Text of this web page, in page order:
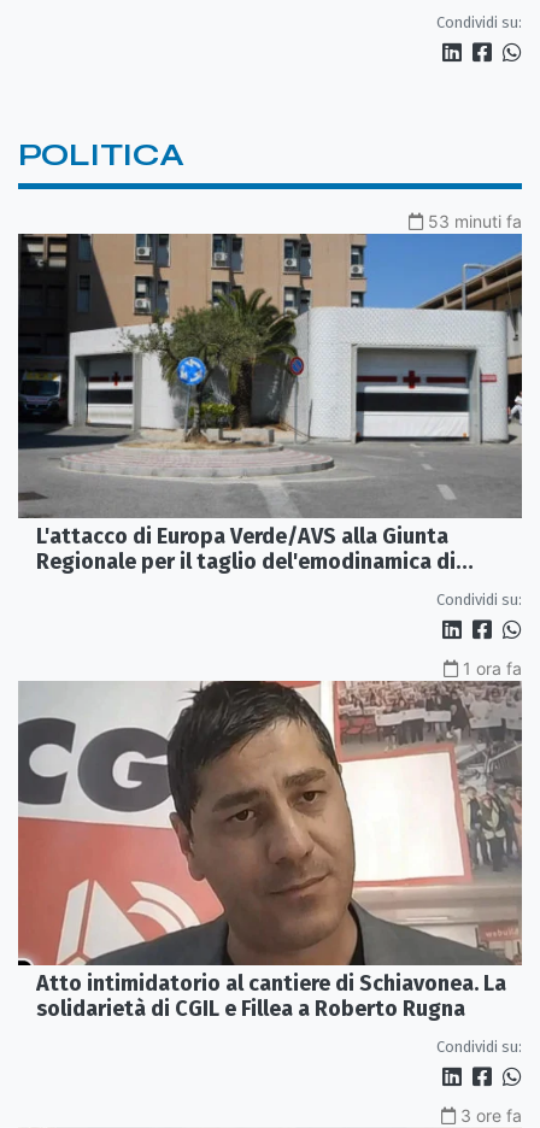
Condividi su:
POLITICA
53 minuti fa
L'attacco di Europa Verde/AVS alla Giunta
Regionale per il taglio del'emodinamica di
Condividi su:
1 ora fa
Atto intimidatorio al cantiere di Schiavonea. La
solidarietà di CGIL e Fillea a Roberto Rugna
Condividi su:
3 ore fa